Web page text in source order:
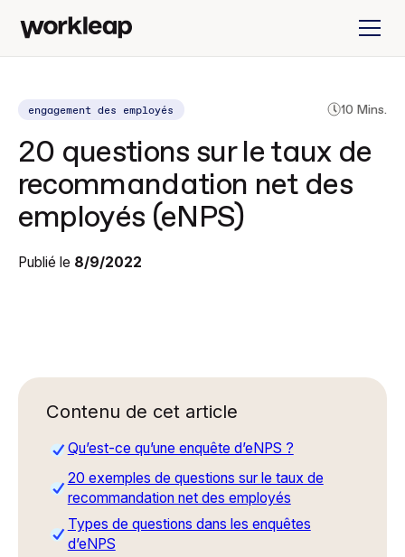
engagement des employés 10 Mins.
20 questions sur le taux de
recommandation net des
employés (eNPS)
Publié le 8/9/2022
Contenu de cet article
Qu’est-ce qu’une enquête d’eNPS ?
20 exemples de questions sur le taux de
recommandation net des employés
Types de questions dans les enquêtes
d’eNPS